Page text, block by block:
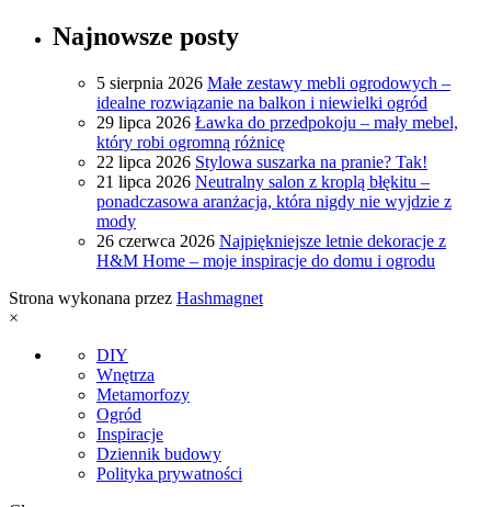
Najnowsze posty
5 sierpnia 2026 Małe zestawy mebli ogrodowych –
idealne rozwiązanie na balkon i niewielki ogród
29 lipca 2026 Ławka do przedpokoju – mały mebel,
który robi ogromną różnicę
22 lipca 2026 Stylowa suszarka na pranie? Tak!
21 lipca 2026 Neutralny salon z kroplą błękitu –
ponadczasowa aranżacja, która nigdy nie wyjdzie z
mody
26 czerwca 2026 Najpiękniejsze letnie dekoracje z
H&M Home – moje inspiracje do domu i ogrodu
Strona wykonana przez Hashmagnet
×
DIY
Wnętrza
Metamorfozy
Ogród
Inspiracje
Dziennik budowy
Polityka prywatności